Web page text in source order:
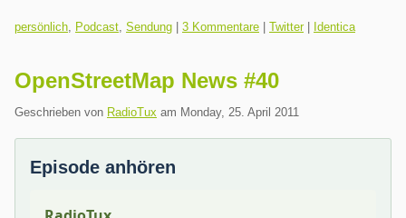
Kategorien:
persönlich, Podcast, Sendung 3 Kommentare Twitter| Identica
OpenStreetMap News #40
Geschrieben von RadioTux am Monday, 25. April 2011
Episode anhören